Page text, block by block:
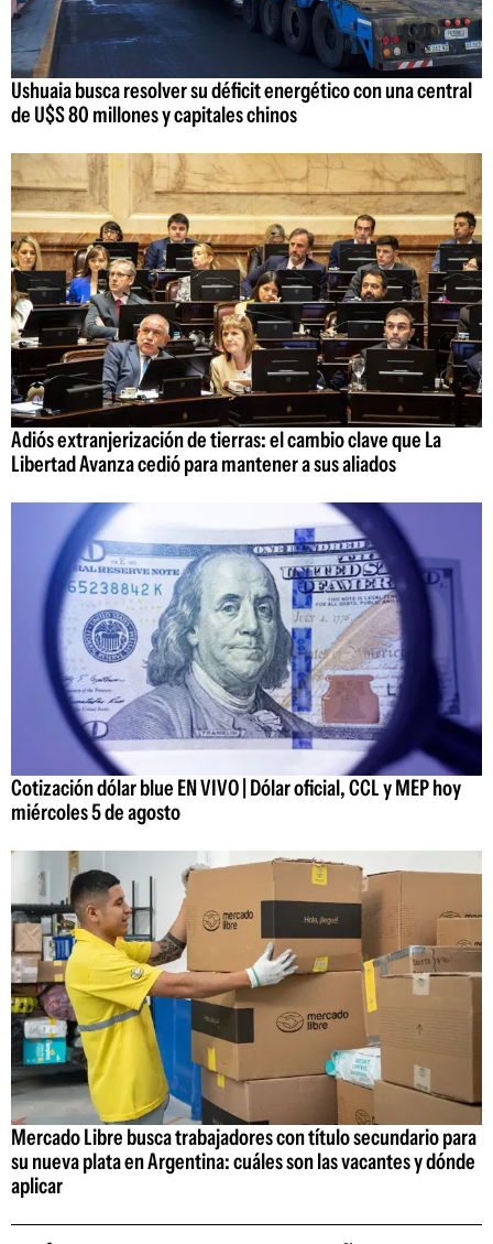
Ushuaia busca resolver su déficit energético con una central
de U$S 80 millones y capitales chinos
Adiós extranjerización de tierras: el cambio clave que La
Libertad Avanza cedió para mantener a sus aliados
Cotización dólar blue EN VIVO | Dólar oficial, CCL y MEP hoy
miércoles 5 de agosto
Mercado Libre busca trabajadores con título secundario para
su nueva plata en Argentina: cuáles son las vacantes y dónde
aplicar